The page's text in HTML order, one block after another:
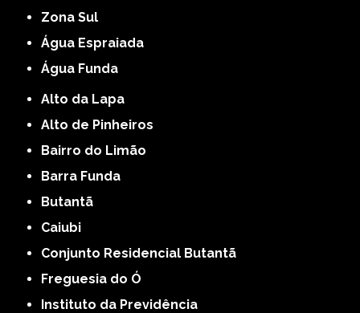
Zona Sul
Água Espraiada
Água Funda
Alto da Lapa
Alto de Pinheiros
Bairro do Limão
Barra Funda
Butantã
Caiubi
Conjunto Residencial Butantã
Freguesia do Ó
Instituto da Previdência